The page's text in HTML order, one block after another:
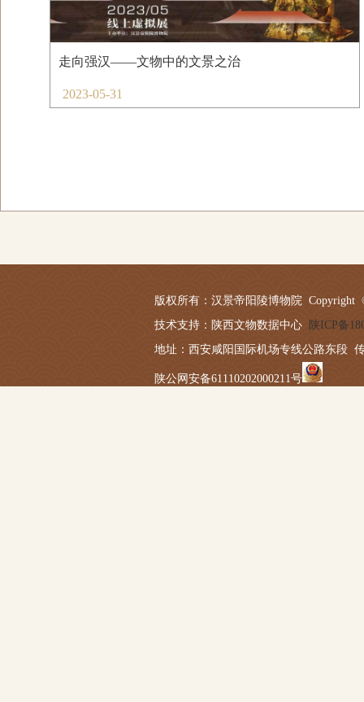
走向强汉——文物中的文景之治
2023-05-31
版权所有：汉景帝阳陵博物院 Copyright
技术支持：陕西文物数据中心 陕ICP备
地址：西安咸阳国际机场专线公路东段
陕公网安备61110202000211号